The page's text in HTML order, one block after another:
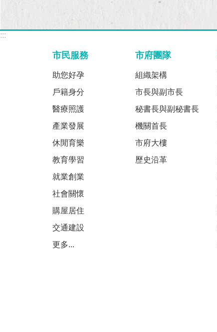
:::
市民服務
助您好孕
戶籍身分
醫療照護
產業發展
休閒育樂
教育學習
就業創業
社會關懷
購屋居住
交通建設
更多...
市府團隊
組織架構
市長與副市長
秘書長與副秘書長
機關首長
市府大樓
歷史沿革